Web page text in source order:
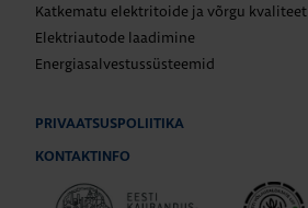
Katkematu elektritoide ja võrgu kvaliteet
Elektriautode laadimine
Energiasalvestussüsteemid
PRIVAATSUSPOLIITIKA
KONTAKTINFO